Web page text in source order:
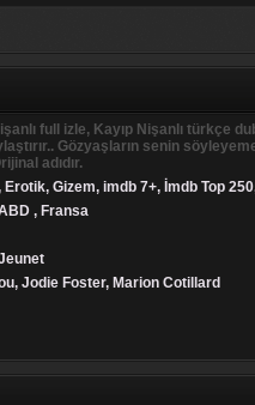
full izle, Kayıp Nişanlı türkçe
Gözyaşların senin
adıdır.
Erotik, Gizem, imdb 7+, İmdb Top 250
, Fransa
Jodie Foster, Marion Cotillard